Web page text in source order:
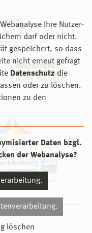
Ihre Nutzer-
darf oder nicht.
gespeichert, so dass
nicht erneut gefragt
Datenschutz die
oder zu löschen.
zu den
Daten bzgl.
der Webanalyse?
löschen